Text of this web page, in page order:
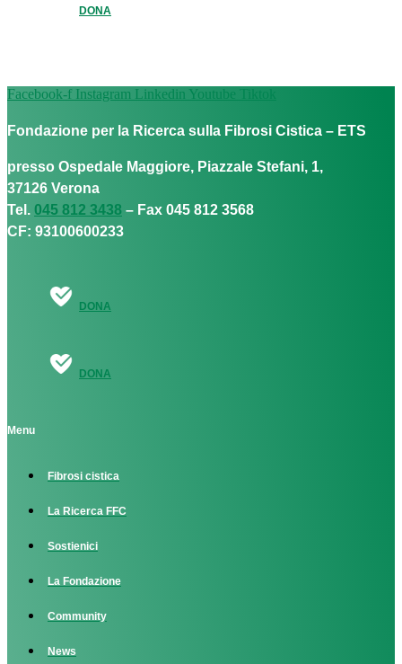
DONA
Facebook-f Instagram Linkedin Youtube Tiktok
Fondazione per la Ricerca sulla Fibrosi Cistica – ETS
presso Ospedale Maggiore, Piazzale Stefani, 1,
37126 Verona
Tel. 045 812 3438 – Fax 045 812 3568
CF: 93100600233
DONA
DONA
Menu
Fibrosi cistica
La Ricerca FFC
Sostienici
La Fondazione
Community
News